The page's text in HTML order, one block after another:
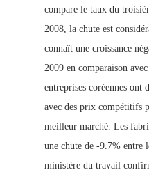
compare le taux du
2008, la chute est
connaît une croissance
2009 en comparaison
entreprises coréennes ont
avec des prix compétitifs
meilleur marché. Les
une chute de -9.7% entre
ministère du travail